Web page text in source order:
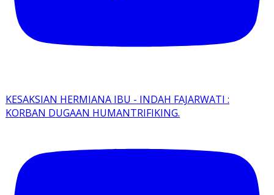
KESAKSIAN HERMIANA IBU - INDAH FAJARWATI :
KORBAN DUGAAN HUMANTRIFIKING.